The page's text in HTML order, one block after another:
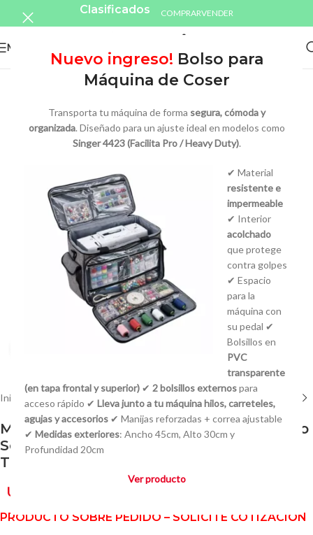
Nuevo ingreso! Bolso para
Máquina de Coser
Transporta tu máquina de forma segura, cómoda y
organizada. Diseñado para un ajuste ideal en modelos como
Singer 4423 (Facilita Pro / Heavy Duty).
✔ Material
resistente e
impermeable
✔ Interior
acolchado
que protege
contra golpes
✔ Espacio
para la
máquina con
su pedal ✔
Bolsillos en
PVC
transparente
(en tapa frontal y superior) ✔ 2 bolsillos externospara
acceso rápido ✔ Lleva junto a tu máquina hilos, carreteles,
agujas y accesorios ✔ Manijas reforzadas + correa ajustable
✔ Medidas exteriores: Ancho 45cm, Alto 30cm y
Profundidad 20cm
Ver producto
Clasificados COMPRARVENDER
MENU
Inicio Bolseras Industriales
Máquina para cerrar Bolsas Automática o
Semiautomática con Cinta
Transportadora de 2.5 mts
U$S
PRODUCTO SOBRE PEDIDO – SOLICITE COTIZACIÓN